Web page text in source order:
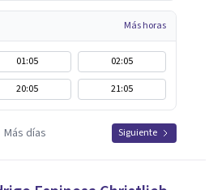
Más horas
01:05
02:05
20:05 21:05
Más días Siguiente